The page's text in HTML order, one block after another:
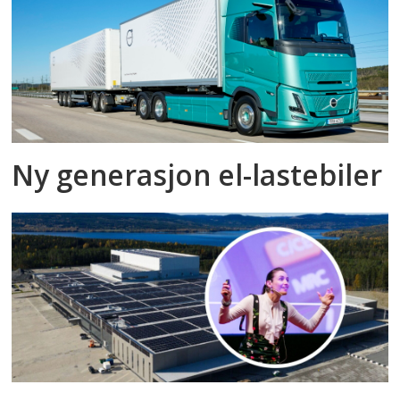
Ny generasjon el-lastebiler